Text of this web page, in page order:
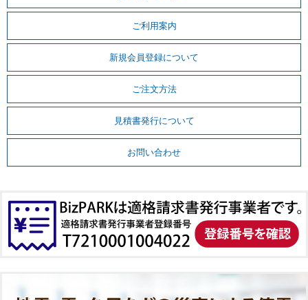
ご利用案内
新規会員登録について
ご注文方法
見積書発行について
お問い合わせ